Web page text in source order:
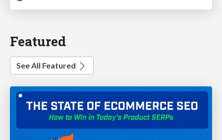
Featured
See All Featured